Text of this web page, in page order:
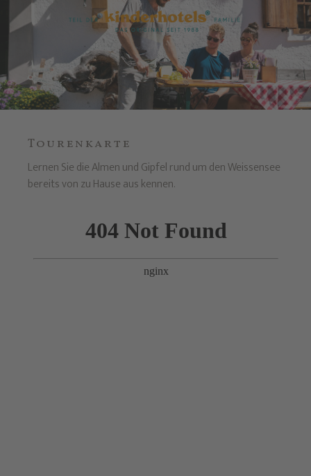
Tourenkarte
Lernen Sie die Almen und Gipfel rund um den Weissensee
bereits von zu Hause aus kennen.